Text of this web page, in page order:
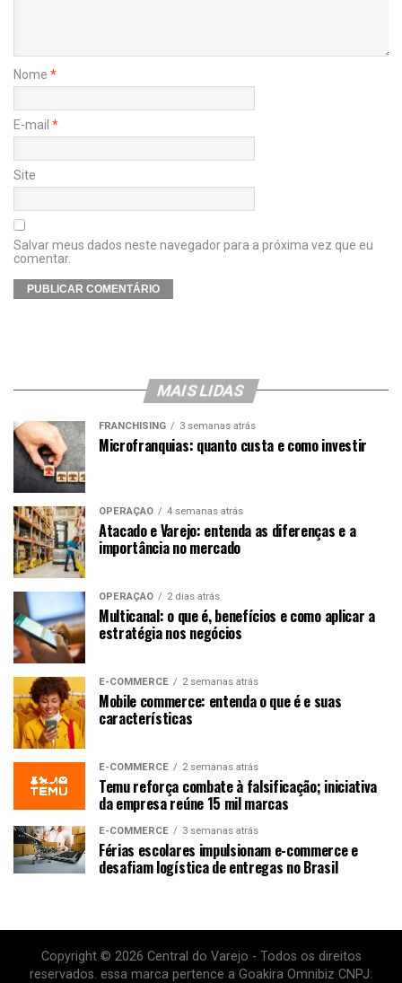
Nome *
E-mail *
Site
Salvar meus dados neste navegador para a próxima vez que eu
comentar.
MAIS LIDAS
FRANCHISING 3 semanas atrás
Microfranquias: quanto custa e como investir
OPERAÇÃO 4 semanas atrás
Atacado e Varejo: entenda as diferenças e a
importância no mercado
OPERAÇÃO 2 dias atrás
Multicanal: o que é, benefícios e como aplicar a
estratégia nos negócios
E-COMMERCE 2 semanas atrás
Mobile commerce: entenda o que é e suas
características
E-COMMERCE 2 semanas atrás
Temu reforça combate à falsificação; iniciativa
da empresa reúne 15 mil marcas
E-COMMERCE 3 semanas atrás
Férias escolares impulsionam e-commerce e
desafiam logística de entregas no Brasil
Copyright © 2026 Central do Varejo - Todos os direitos
reservados. essa marca pertence a Goakira Omnibiz CNPJ: